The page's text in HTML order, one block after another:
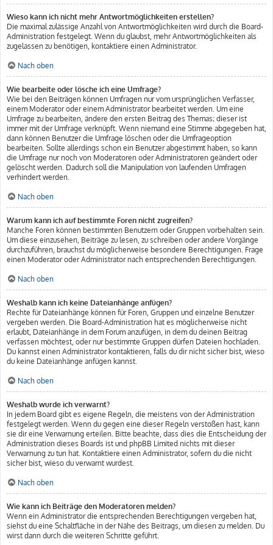
Wieso kann ich nicht mehr Antwortmöglichkeiten erstellen?
Die maximal zulässige Anzahl von Antwortmöglichkeiten wird durch die Board-
Administration festgelegt. Wenn du glaubst, mehr Antwortmöglichkeiten als
zugelassen zu benötigen, kontaktiere einen Administrator.
Nach oben
Wie bearbeite oder lösche ich eine Umfrage?
Wie bei den Beiträgen können Umfragen nur vom ursprünglichen Verfasser,
einem Moderator oder einem Administrator bearbeitet werden. Um eine
Umfrage zu bearbeiten, ändere den ersten Beitrag des Themas; dieser ist
immer mit der Umfrage verknüpft. Wenn niemand eine Stimme abgegeben hat,
dann können Benutzer die Umfrage löschen oder die Umfrageoption
bearbeiten. Sollte allerdings schon ein Benutzer abgestimmt haben, so kann
die Umfrage nur noch von Moderatoren oder Administratoren geändert oder
gelöscht werden. Dadurch soll die Manipulation von laufenden Umfragen
verhindert werden.
Nach oben
Warum kann ich auf bestimmte Foren nicht zugreifen?
Manche Foren können bestimmten Benutzern oder Gruppen vorbehalten sein.
Um diese einzusehen, Beiträge zu lesen, zu schreiben oder andere Vorgänge
durchzuführen, brauchst du möglicherweise besondere Berechtigungen. Frage
einen Moderator oder Administrator nach entsprechenden Berechtigungen.
Nach oben
Weshalb kann ich keine Dateianhänge anfügen?
Rechte für Dateianhänge können für Foren, Gruppen und einzelne Benutzer
vergeben werden. Die Board-Administration hat es möglicherweise nicht
erlaubt, Dateianhänge in dem Forum anzufügen, in dem du deinen Beitrag
verfassen möchtest, oder nur bestimmte Gruppen dürfen Dateien hochladen.
Du kannst einen Administrator kontaktieren, falls du dir nicht sicher bist, wieso
du keine Dateianhänge anfügen kannst.
Nach oben
Weshalb wurde ich verwarnt?
In jedem Board gibt es eigene Regeln, die meistens von der Administration
festgelegt werden. Wenn du gegen eine dieser Regeln verstoßen hast, kann
sie dir eine Verwarnung erteilen. Bitte beachte, dass dies die Entscheidung der
Administration dieses Boards ist und phpBB Limited nichts mit dieser
Verwarnung zu tun hat. Kontaktiere einen Administrator, sofern du die nicht
sicher bist, wieso du verwarnt wurdest.
Nach oben
Wie kann ich Beiträge den Moderatoren melden?
Wenn ein Administrator die entsprechenden Berechtigungen vergeben hat,
siehst du eine Schaltfläche in der Nähe des Beitrags, um diesen zu melden. Du
wirst dann durch die weiteren Schritte geführt.